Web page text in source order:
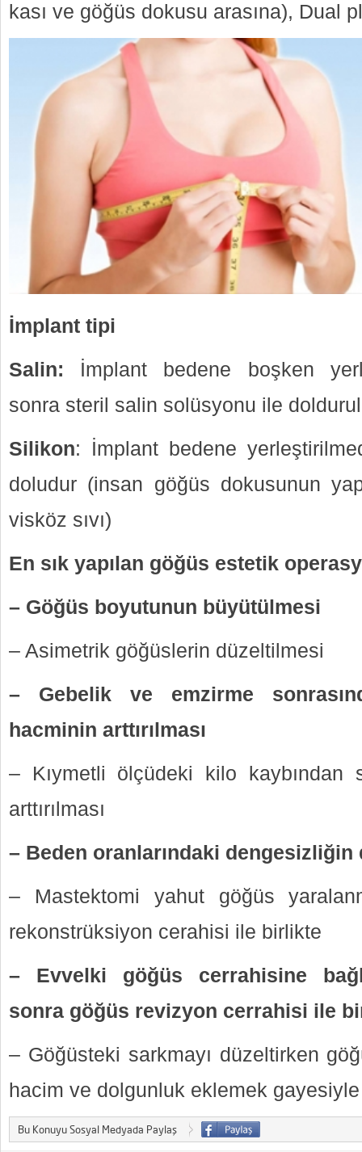
kası ve göğüs dokusu arasına), Dual
İmplant tipi
Salin: İmplant bedene boşken
sonra steril salin solüsyonu ile
Silikon: İmplant bedene
doludur (insan göğüs dokusunun
visköz sıvı)
En sık yapılan göğüs estetik
– Göğüs boyutunun büyütülmesi
– Asimetrik göğüslerin düzeltilmesi
– Gebelik ve emzirme
hacminin arttırılması
– Kıymetli ölçüdeki kilo kaybından
arttırılması
– Beden oranlarındaki
– Mastektomi yahut göğüs
rekonstrüksiyon cerahisi ile birlikte
– Evvelki göğüs cerrahisine
sonra göğüs revizyon cerrahisi ile
– Göğüsteki sarkmayı düzeltirken
hacim ve dolgunluk eklemek gayesiyle
Bu Konuyu Sosyal Medyada Paylaş